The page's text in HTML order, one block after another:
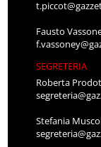
Fausto
SEGRETERIA
Roberta
Stefania